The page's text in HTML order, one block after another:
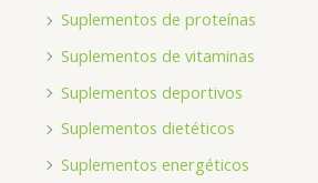
Suplementos de proteínas
Suplementos de vitaminas
Suplementos deportivos
Suplementos dietéticos
Suplementos energéticos